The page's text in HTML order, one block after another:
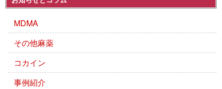
MDMA
その他麻薬
コカイン
事例紹介